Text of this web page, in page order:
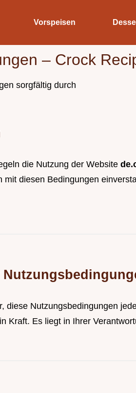
Vorspeisen
– Crock
sorgfältig durch
die Nutzung der Website
mit diesen Bedingungen
diese Nutzungsbedingungen
Kraft. Es liegt in Ihrer